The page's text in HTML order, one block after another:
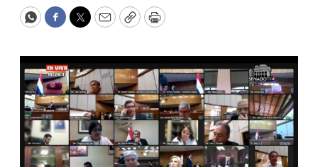
WhatsApp
Facebook
Twitter
EmailCopyPrint